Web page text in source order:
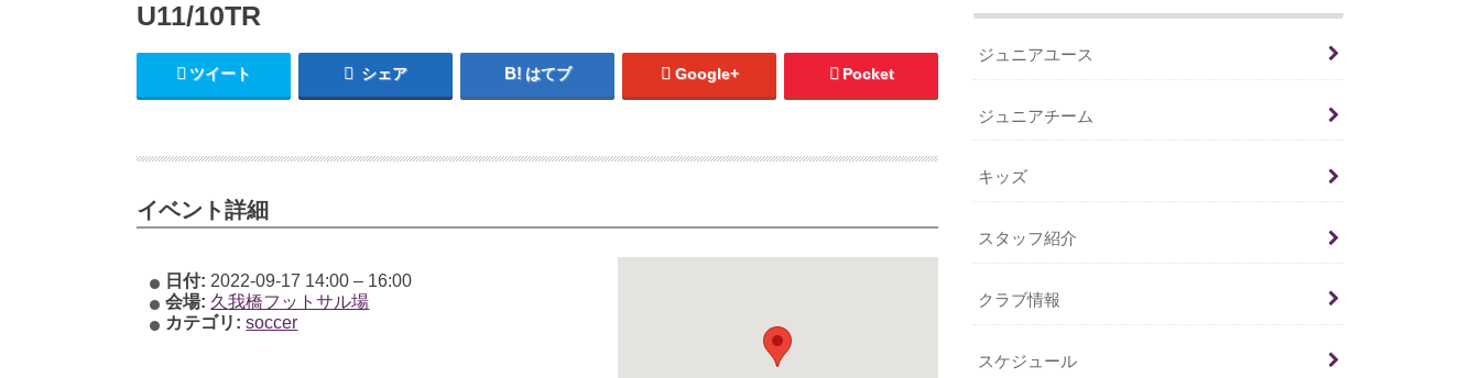
U11/10TR
ツイート シェア はてブ Google+ Pocket
イベント詳細
日付: 2022-09-17 14:00 – 16:00
会場: 久我橋フットサル場
カテゴリ: soccer
ジュニアユース
ジュニアチーム
キッズ
スタッフ紹介
クラブ情報
スケジュール